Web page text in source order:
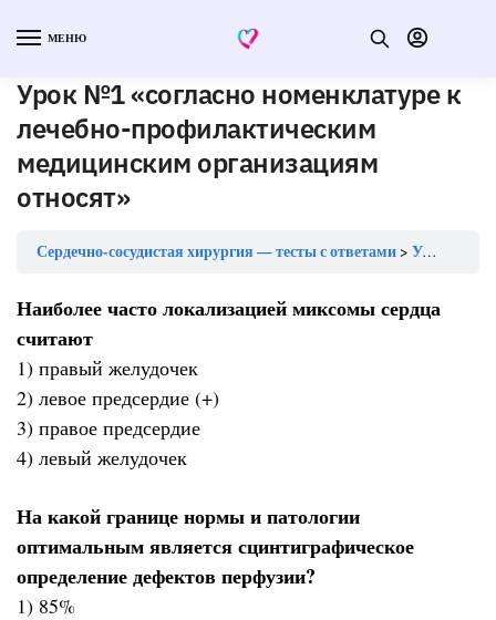
МЕНЮ
Урок №1 «согласно номенклатуре к
лечебно-профилактическим
медицинским организациям
относят»
Сердечно-сосудистая хирургия — тесты с ответами Урок №1 «согласно номенклатуре к лечебно-профилактическим медицинским организациям относят»
Наиболее часто локализацией миксомы сердца
считают
1) правый желудочек
2) левое предсердие (+)
3) правое предсердие
4) левый желудочек
На какой границе нормы и патологии
оптимальным является сцинтиграфическое
определение дефектов перфузии?
1) 85%